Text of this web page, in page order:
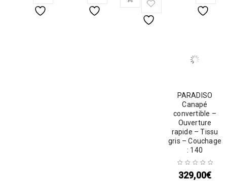
PARADISO
Canapé
convertible –
Ouverture
rapide – Tissu
gris – Couchage
: 140
329,00€